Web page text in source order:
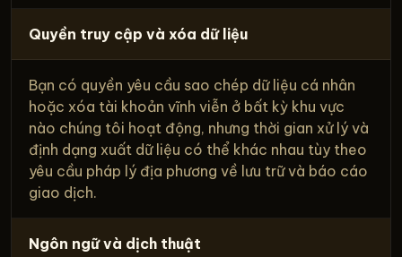
Quyền truy cập và xóa dữ liệu
Bạn có quyền yêu cầu sao chép dữ liệu cá nhân
hoặc xóa tài khoản vĩnh viễn ở bất kỳ khu vực
nào chúng tôi hoạt động, nhưng thời gian xử lý và
định dạng xuất dữ liệu có thể khác nhau tùy theo
yêu cầu pháp lý địa phương về lưu trữ và báo cáo
giao dịch.
Ngôn ngữ và dịch thuật